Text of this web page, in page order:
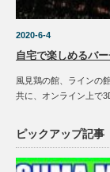
2020-6-4
自宅で楽しめるバ
風見鶏の館、ラインの
共に、オンライン上で
ピックアップ記事